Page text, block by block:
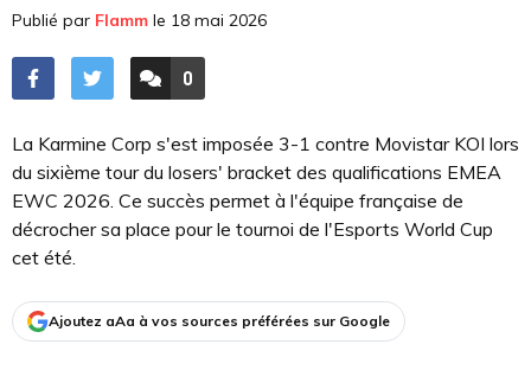
Publié par Flamm le 18 mai 2026
ACCÉDER AUX
0
COMMENTAIRES
La Karmine Corp s'est imposée 3-1 contre Movistar KOI lors
du sixième tour du losers' bracket des qualifications EMEA
EWC 2026. Ce succès permet à l'équipe française de
décrocher sa place pour le tournoi de l'Esports World Cup
cet été.
Ajoutez aAa à vos sources préférées sur Google